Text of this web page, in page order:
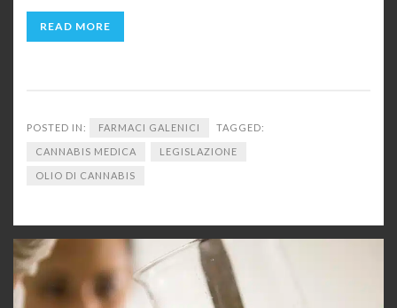
READ MORE
POSTED IN: FARMACI GALENICI TAGGED:
CANNABIS MEDICA LEGISLAZIONE
OLIO DI CANNABIS